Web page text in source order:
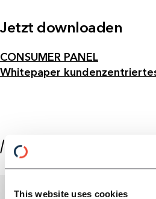
This website uses cookies
Jetzt downloaden
CONSUMER PANEL
Whitepaper
//ÜBER DIE AUTOR:INNEN